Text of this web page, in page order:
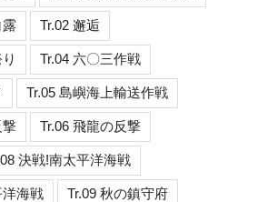
露 Tr.02 邂逅
Tr.04 六〇三作戦
Tr.05 島嶼海上輸送作戦
撃 Tr.06 飛龍の反撃
決戦!南太平洋海戦
洋海戦 Tr.09 秋の鎮守府